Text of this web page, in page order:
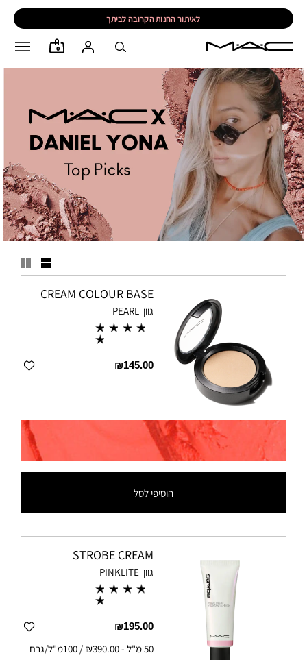
לאיתור החנות הקרובה לביתך
0
CREAM COLOUR BASE
גוון PEARL
₪145.00
הוסיפי לסל
STROBE CREAM
גוון PINKLITE
₪195.00
50 מ"ל -₪390.00 / 100מ"ל/גרם